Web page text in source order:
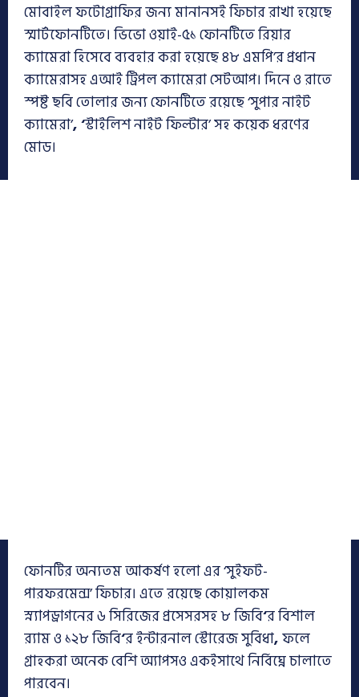
মোবাইল ফটোগ্রাফির জন্য মানানসই ফিচার রাখা হয়েছে
স্মার্টফোনটিতে। ভিভো ওয়াই-৫১ ফোনটিতে রিয়ার
ক্যামেরা হিসেবে ব্যবহার করা হয়েছে ৪৮ এমপি’র প্রধান
ক্যামেরাসহ এআই ট্রিপল ক্যামেরা সেটআপ। দিনে ও রাতে
স্পষ্ট ছবি তোলার জন্য ফোনটিতে রয়েছে ‘সুপার নাইট
ক্যামেরা’, ‘স্টাইলিশ নাইট ফিল্টার’ সহ কয়েক ধরণের
মোড।
ফোনটির অন্যতম আকর্ষণ হলো এর ‘সুইফট-
পারফরমেন্স’ ফিচার। এতে রয়েছে কোয়ালকম
স্ন্যাপড্রাগনের ৬ সিরিজের প্রসেসরসহ ৮ জিবি‘র বিশাল
র‌্যাম ও ১২৮ জিবি‘র ইন্টারনাল স্টোরেজ সুবিধা,ফলে
গ্রাহকরা অনেক বেশি অ্যাপসও একইসাথে নির্বিঘ্নে চালাতে
পারবেন।